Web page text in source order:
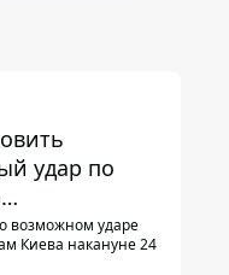
удар по
- Институт
возможном ударе
Киева накануне 24